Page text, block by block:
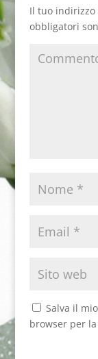
Il tuo
obbligatori
Salva il
browser per